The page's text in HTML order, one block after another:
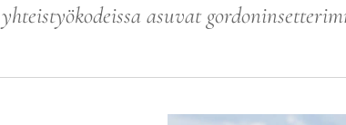
asuvat